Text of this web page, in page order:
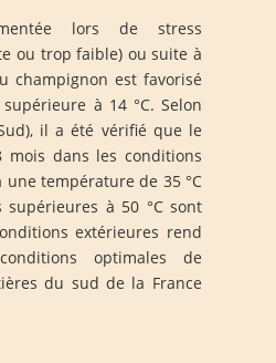
lors de stress
ou trop faible) ou suite à
champignon est favorisé
à 14 °C. Selon
il a été vérifié que le
dans les conditions
température de 35 °C
à 50 °C sont
extérieures rend
optimales de
du sud de la France